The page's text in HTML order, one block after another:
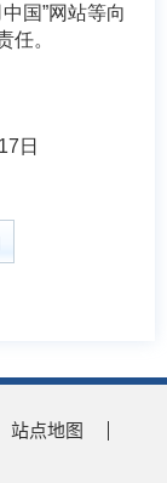
国”网站等向
任。
日
站点地图